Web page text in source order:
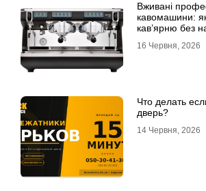
Вживані
кавомашини:
кав’ярню без
16 Червня, 2026
Что делать
дверь?
14 Червня, 2026